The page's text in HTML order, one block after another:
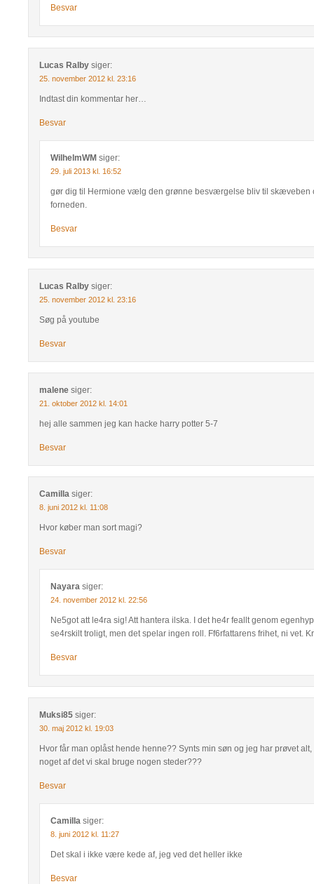
Besvar
Lucas Ralby siger:
25. november 2012 kl. 23:16
Indtast din kommentar her…
Besvar
WilhelmWM siger:
29. juli 2013 kl. 16:52
gør dig til Hermione vælg den grønne besværgelse bliv til skæveben
forneden.
Besvar
Lucas Ralby siger:
25. november 2012 kl. 23:16
Søg på youtube
Besvar
malene siger:
21. oktober 2012 kl. 14:01
hej alle sammen jeg kan hacke harry potter 5-7
Besvar
Camilla siger:
8. juni 2012 kl. 11:08
Hvor køber man sort magi?
Besvar
Nayara siger:
24. november 2012 kl. 22:56
Ne5got att le4ra sig! Att hantera ilska. I det he4r feallt genom
se4rskilt troligt, men det spelar ingen roll. Ff6rfattarens frihet, ni vet.
Besvar
Muksi85 siger:
30. maj 2012 kl. 19:03
Hvor får man oplåst hende henne?? Synts min søn og jeg har prøvet
noget af det vi skal bruge nogen steder???
Besvar
Camilla siger:
8. juni 2012 kl. 11:27
Det skal i ikke være kede af, jeg ved det heller ikke
Besvar